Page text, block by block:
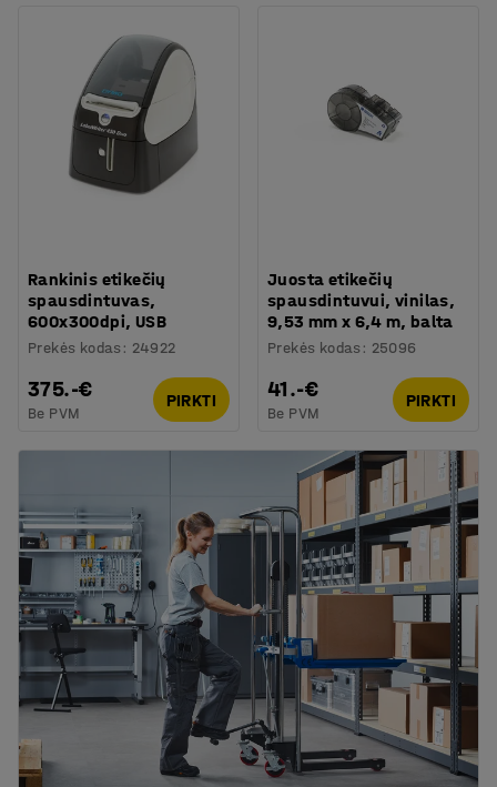
Rankinis etikečių
spausdintuvas,
600x300dpi, USB
Prekės kodas : 24922
375.-€
Be PVM
PIRKTI
Juosta etikečių
spausdintuvui, vinilas,
9,53 mm x 6,4 m, balta
Prekės kodas : 25096
41.-€
Be PVM
PIRKTI